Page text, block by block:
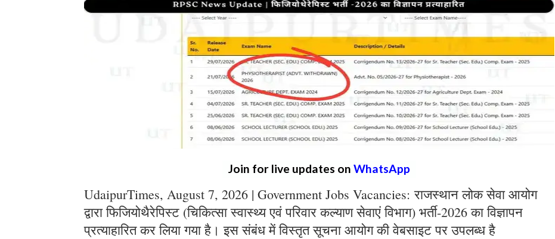
Join for live updates on WhatsApp
UdaipurTimes, August 7, 2026 | Government Jobs Vacancies: राजस्थान लोक सेवा आयोग
द्वारा फिजियोथैरेपिस्ट (चिकित्सा स्वास्थ्य एवं परिवार कल्याण सेवाएं विभाग) भर्ती-2026 का विज्ञापन
प्रत्याहारित कर लिया गया है। इस संबंध में विस्तृत सूचना आयोग की वेबसाइट पर उपलब्ध है